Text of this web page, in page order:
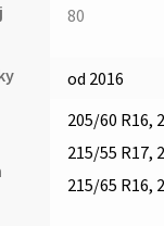
80
od 2016
205/60 R16,
215/55 R17,
215/65 R16,